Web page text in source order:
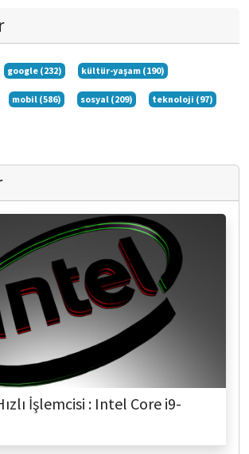
google (232) kültür-yaşam (190)
mobil (586) sosyal (209) teknoloji (97)
İşlemcisi : Intel Core i9-